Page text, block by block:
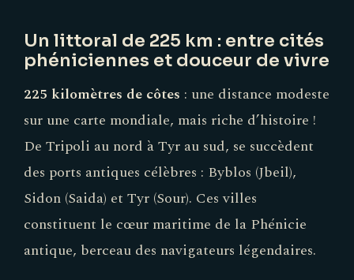
Un littoral de 225 km : entre cités
phéniciennes et douceur de vivre
225 kilomètres de côtes : une distance modeste
sur une carte mondiale, mais riche d’histoire !
De Tripoli au nord à Tyr au sud, se succèdent
des ports antiques célèbres : Byblos (Jbeil),
Sidon (Saida) et Tyr (Sour). Ces villes
constituent le cœur maritime de la Phénicie
antique, berceau des navigateurs légendaires.